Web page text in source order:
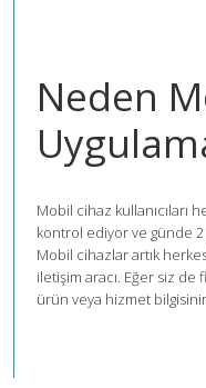
Neden
Mobil cihaz kullanıcıları
kontrol ediyor ve günde
Mobil cihazlar artık
iletişim aracı. Eğer siz
ürün veya hizmet